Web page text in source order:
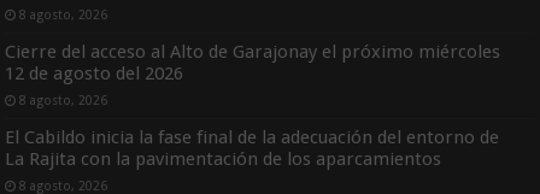
8 agosto, 2026
Cierre del acceso al Alto de Garajonay el próximo miércoles
12 de agosto del 2026
8 agosto, 2026
El Cabildo inicia la fase final de la adecuación del entorno de
La Rajita con la pavimentación de los aparcamientos
8 agosto, 2026